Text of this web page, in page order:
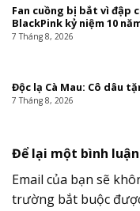
Fan cuồng bị bắt vì đập
BlackPink kỷ niệm 10
7 Tháng 8, 2026
Độc lạ Cà Mau: Cô dâu
7 Tháng 8, 2026
Để lại một bình luận
Email của bạn sẽ
trường bắt buộc